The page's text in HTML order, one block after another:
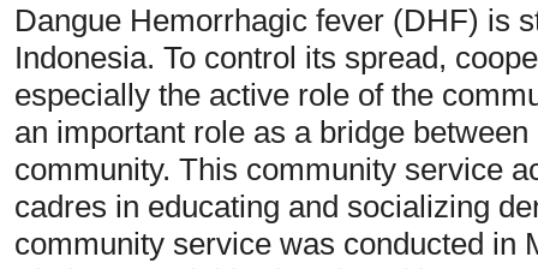
Dangue Hemorrhagic fever (DHF) is
Indonesia. To control its spread,
especially the active role of the
an important role as a bridge
community. This community service
cadres in educating and socializing
community service was conducted in